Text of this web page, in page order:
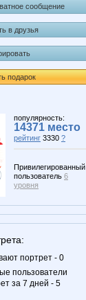
сообщение
в друзья
подарок
популярность:
14371 место
рейтинг 3330 ?
Привилегированный
пользователь 6
уровня
портрет - 0
пользователи
за 7 дней - 5